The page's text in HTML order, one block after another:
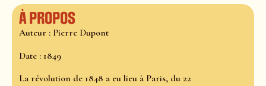
À propos
Auteur : Pierre Dupont
Date : 1849
La révolution de 1848 a eu lieu à Paris, du 22